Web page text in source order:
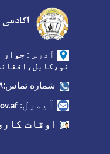
آدرس : جوار
شماره تماس:
آیمیل:
اوقات